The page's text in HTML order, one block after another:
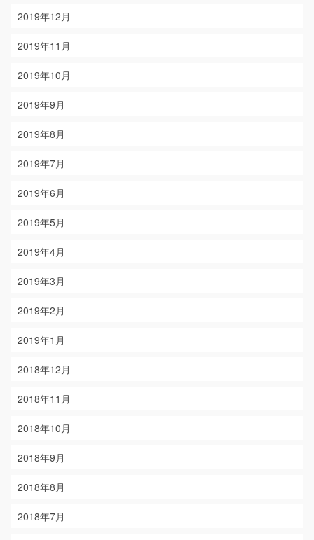
2019年12月
2019年11月
2019年10月
2019年9月
2019年8月
2019年7月
2019年6月
2019年5月
2019年4月
2019年3月
2019年2月
2019年1月
2018年12月
2018年11月
2018年10月
2018年9月
2018年8月
2018年7月